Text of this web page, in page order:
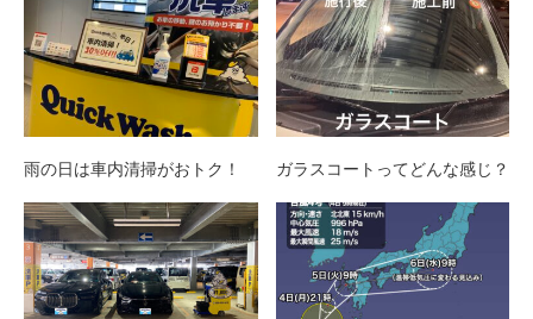
雨の日は車内清掃がおトク！ ガラスコートってどんな感じ？